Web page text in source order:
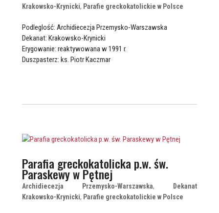
Krakowsko-Krynicki, Parafie greckokatolickie w Polsce
Podleglość: Archidiecezja Przemysko-Warszawska
Dekanat: Krakowsko-Krynicki
Erygowanie: reaktywowana w 1991 r.
Duszpasterz: ks. Piotr Kaczmar
Parafia greckokatolicka p.w. św.
Paraskewy w Pętnej
Archidiecezja Przemysko-Warszawska,
Dekanat
Krakowsko-Krynicki, Parafie greckokatolickie w Polsce